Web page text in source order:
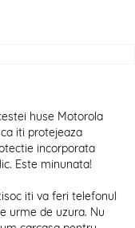
huse Motorola
iti protejeaza
incorporata
Este minunata!
iti va feri telefonul
urme de uzura. Nu